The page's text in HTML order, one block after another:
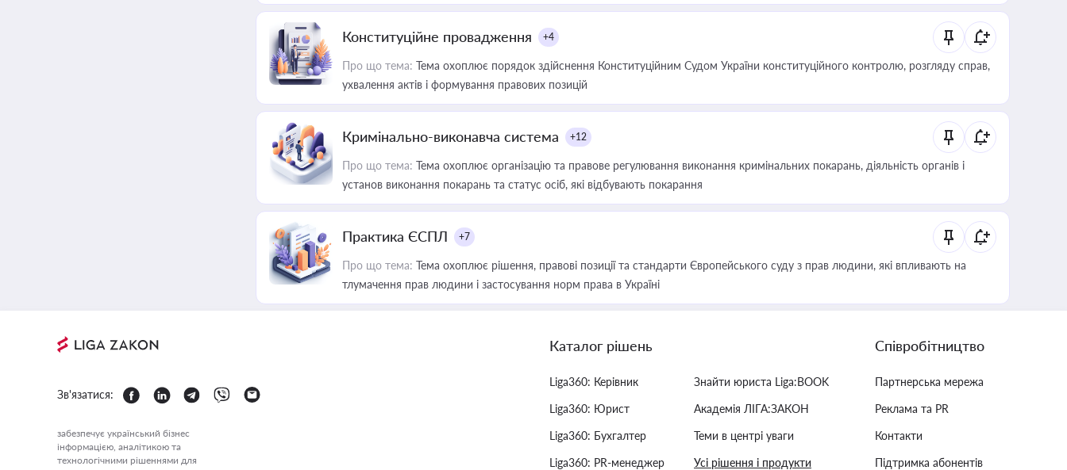
Конституційне провадження +4
Про що тема: Тема охоплює порядок здійснення Конституційним Судом України конституційного контролю, розгляду справ,
ухвалення актів і формування правових позицій
Кримінально-виконавча система +12
Про що тема: Тема охоплює організацію та правове регулювання виконання кримінальних покарань, діяльність органів і
установ виконання покарань та статус осіб, які відбувають покарання
Практика ЄСПЛ +7
Про що тема: Тема охоплює рішення, правові позиції та стандарти Європейського суду з прав людини, які впливають на
тлумачення прав людини і застосування норм права в Україні
Зв'язатися:
забезпечує український бізнес
інформацією, аналітикою та
технологічними рішеннями для
Каталог рішень
Liga360: Керівник
Liga360: Юрист
Liga360: Бухгалтер
Liga360: PR-менеджер
Знайти юриста Liga:BOOK
Академія ЛІГА:ЗАКОН
Теми в центрі уваги
Усі рішення і продукти
Співробітництво
Партнерська мережа
Реклама та PR
Контакти
Підтримка абонентів